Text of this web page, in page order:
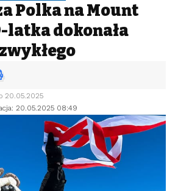
Polka na Mount
latka dokonała
20.05.2025 08:49
20.05.2025